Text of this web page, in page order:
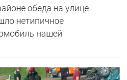
обеда на улице
нетипичное
нашей